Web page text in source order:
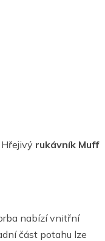
rukávník Muff
nabízí vnitřní
část potahu lze